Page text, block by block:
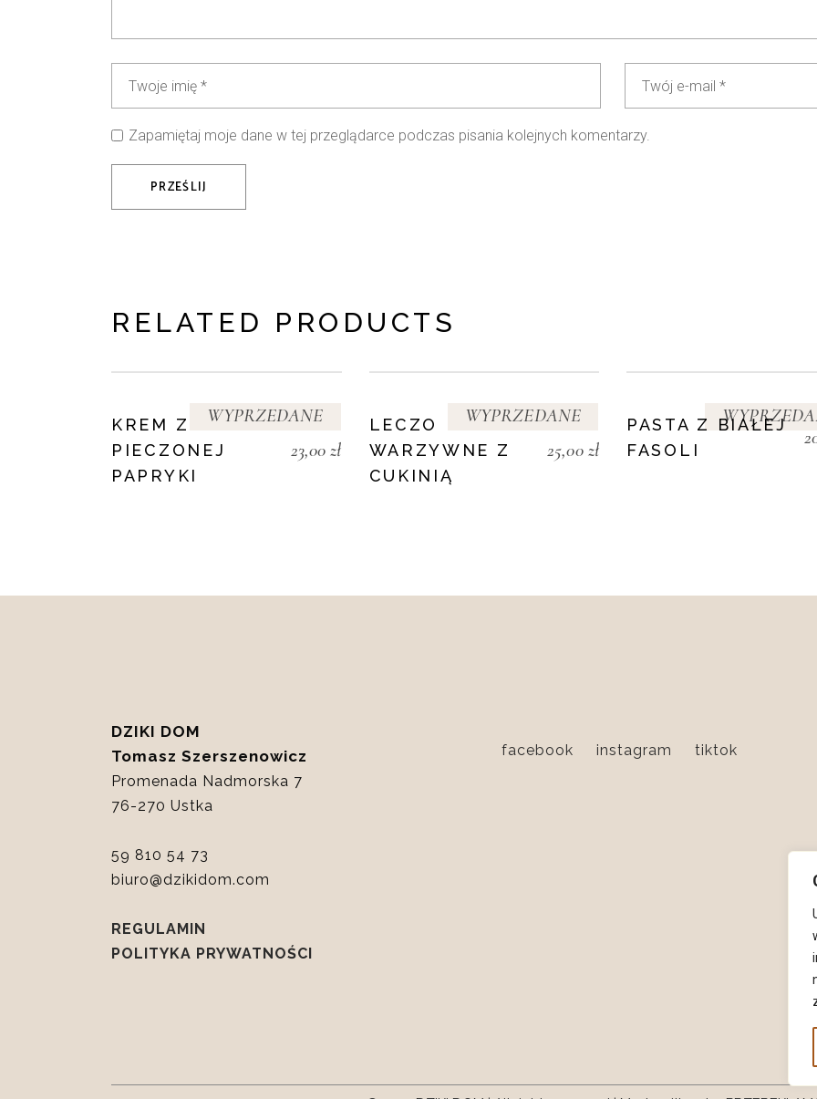
Zapamiętaj moje dane w tej przeglądarce podczas pisania kolejnych komentarzy.
PRZEŚLIJ
RELATED PRODUCTS
WYPRZEDANE
KREM Z
PIECZONEJ
PAPRYKI
23,00zł
WYPRZEDANE
LECZO
WARZYWNE Z
CUKINIĄ
25,00 zł
PASTA Z BIAŁEJ
FASOLI
DZIKI DOM
Tomasz Szerszenowicz
Promenada Nadmorska 7
76-270 Ustka
59 810 54 73
biuro@dzikidom.com
REGULAMIN
POLITYKA PRYWATNOŚCI
facebook instagram tiktok